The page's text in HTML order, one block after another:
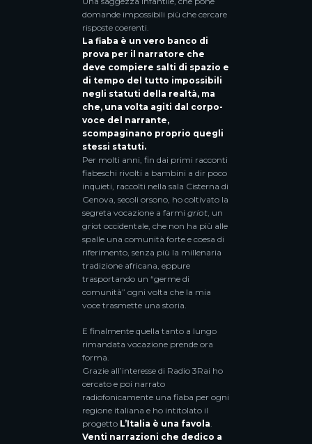
domande impossibili più che cercare
risposte coerenti.
La fiaba è un vero banco di
prova per il narratore che
deve compiere salti di spazio e
di tempo del tutto impossibili
negli statuti della realtà, ma
che, una volta agiti dal corpo-
voce del narrante,
scompaginano proprio quegli
stessi statuti.
Per molti anni, fin dai primi racconti
fiabeschi rivolti a bambini a dir poco
inquieti, raccolti nella sala Cisterna di
Genova, secoli orsono, ho coltivato la
segreta vocazione a farmigriot, un
griot occidentale, che non ha più alle
spalle una comunità forte e coesa di
riferimento, senza più la millenaria
tradizione africana, eppure
trasportando un “germe di
comunità” ogni volta che la mia
voce trasmette una storia.
E finalmente quella tanto a lungo
rimandata vocazione prende ora
forma.
Grazie all’interesse di Radio 3Rai ho
cercato e poi narrato
radiofonicamente una fiaba per ogni
regione italiana e ho intitolato il
progetto L’Italia è una favola.
Venti narrazioni che dedico a